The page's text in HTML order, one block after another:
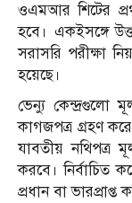
ওএমআর শিটের
হবে। একইসঙ্গে
সরাসরি পরীক্ষা
হয়েছে।
ভেন্যু কেন্দ্রগুলো
কাগজপত্র গ্রহণ
যাবতীয় নথিপত্র মূল
করবে। নির্বাচিত
প্রধান বা